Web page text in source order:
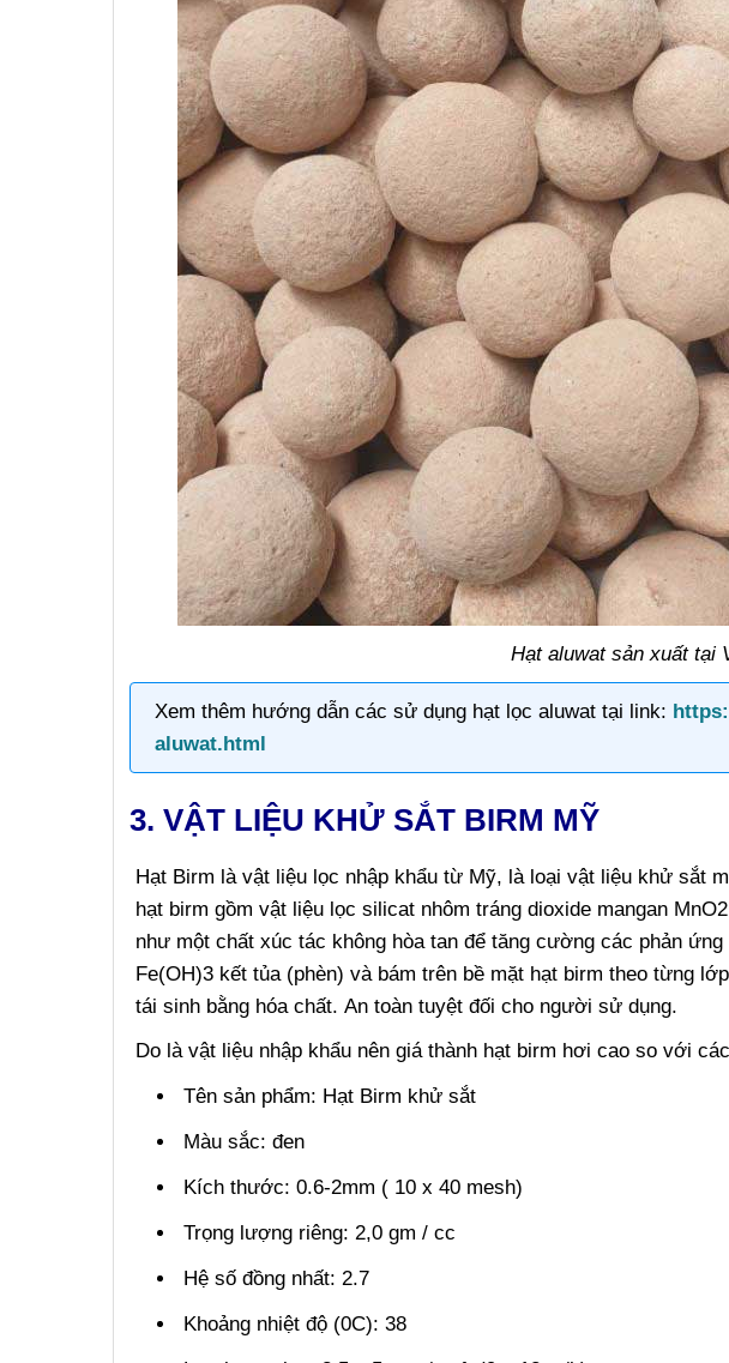
Hạt aluwat sản xuất tại
Xem thêm hướng dẫn các sử dụng hạt lọc aluwat tại link:
aluwat.html
3. VẬT LIỆU KHỬ SẮT BIRM MỸ
Hạt Birm là vật liệu lọc nhập khẩu từ Mỹ, là loại vật liệu khử sắt
hạt birm gồm vật liệu lọc silicat nhôm tráng dioxide mangan
như một chất xúc tác không hòa tan để tăng cường các phản
Fe(OH)3 kết tủa (phèn) và bám trên bề mặt hạt birm theo từng
tái sinh bằng hóa chất. An toàn tuyệt đối cho người sử dụng.
Do là vật liệu nhập khẩu nên giá thành hạt birm hơi cao so với
Tên sản phẩm: Hạt Birm khử sắt
Màu sắc: đen
Kích thước: 0.6-2mm ( 10 x 40 mesh)
Trọng lượng riêng: 2,0 gm / cc
Hệ số đồng nhất: 2.7
Khoảng nhiệt độ (0C): 38